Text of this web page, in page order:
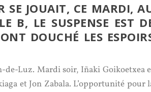
SE JOUAIT, CE MARDI,
B, LE SUSPENSE EST
DOUCHÉ LES
de-Luz. Mardi soir, Iñaki Goikoetxea
et Jon Zabala. L’opportunité pour